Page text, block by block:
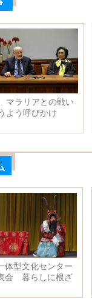
い
屠呦呦氏、
で講座に出席